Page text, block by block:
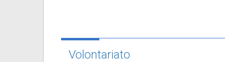
Volontariato